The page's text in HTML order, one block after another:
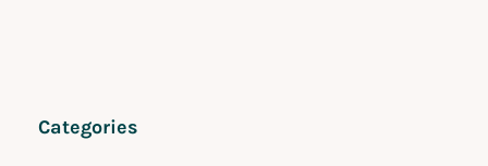
Categories